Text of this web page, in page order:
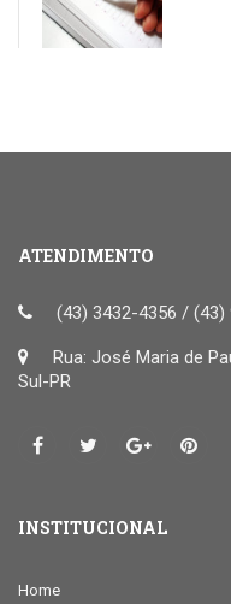
ATENDIMENTO
(43) 3432-4356 / (43)
Rua: José Maria de
Sul-PR
INSTITUCIONAL
Home